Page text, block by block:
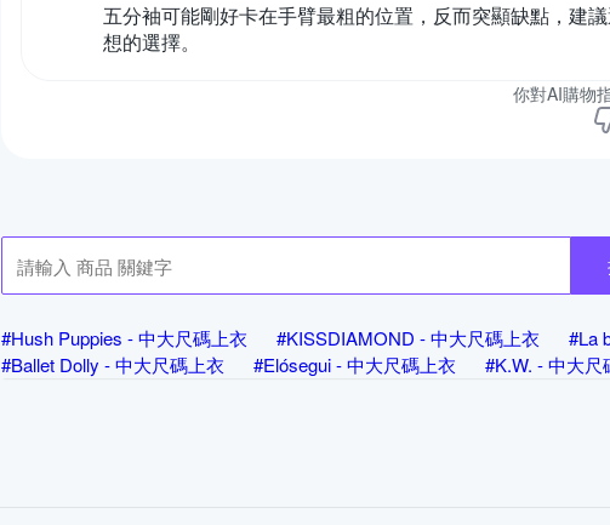
五分袖可能剛好卡在手臂最粗的位置，反而突顯缺點，建
想的選擇。
你對AI購物
#Hush Puppies - 中大尺碼上衣 #KISSDIAMOND - 中大尺碼上衣 #La
#Ballet Dolly - 中大尺碼上衣
#Elósegui - 中大尺碼上衣 #K.W. - 中大尺
#其他品牌 - 中大尺